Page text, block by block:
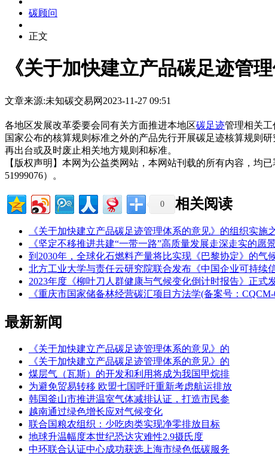
碳顾问
正文
《关于加快建立产品碳足迹管
文章来源:未知碳交易网 2023-11-27 09:51
各地区发展改革委要会同有关方面推进本地区碳足迹管理相关
国家公布的核算规则标准之外的产品先行开展碳足迹核算规则
再出台或及时废止相关地方规则和标准。
【版权声明】本网为公益类网站，本网站刊载的所有内容，均
51999076）。
0 相关阅读
《关于加快建立产品碳足迹管理体系的意见》的组织实施
《坚定不移推进共建“一带一路”高质量发展走深走实的
到2030年，全球化石燃料产量将比实现《巴黎协定》的气
北方工业大学与责任云研究院联合发布《中国企业可持
2023年度《柳叶刀人群健康与气候变化倒计时报告》正式
《重庆市国家储备林经营碳汇项目方法学(备案号：
最新新闻
《关于加快建立产品碳足迹管理体系的意见》的
《关于加快建立产品碳足迹管理体系的意见》的
煤层气（瓦斯）的开发和利用将成为我国甲烷排
为避免贸易转移 欧盟七国呼吁重新考虑航运排放
韩国釜山市推进温室气体减排认证，打造市民参
越南通过绿色增长应对气候变化
联合国粮农组织：少吃肉类实现净零排放目标
地球升温幅度本世纪恐达灾难性2.9摄氏度
中环联合认证中心成功获选上海市绿色低碳服务